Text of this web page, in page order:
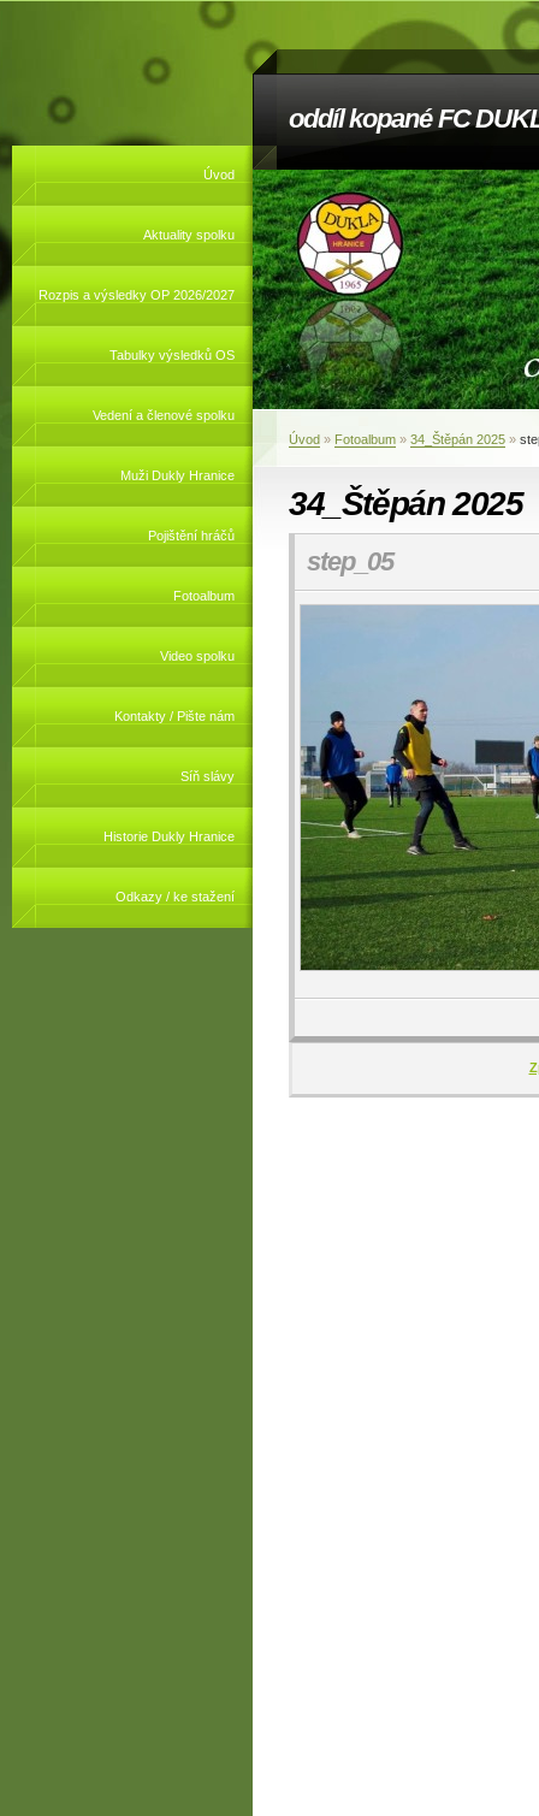
oddíl kopané FC
Úvod
Aktuality spolku
Rozpis a výsledky OP 2026/2027
Tabulky výsledků OS
Vedení a členové spolku
Muži Dukly Hranice
Pojištění hráčů
Fotoalbum
Video spolku
Kontakty / Pište nám
Síň slávy
Historie Dukly Hranice
Odkazy / ke stažení
Úvod » Fotoalbum » 34_Štěpán 2025 »
34_Štěpán 2025
step_05